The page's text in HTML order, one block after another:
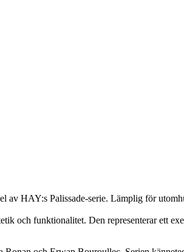
HAY:s Palissade-serie. Lämplig för
och funktionalitet. Den representerar ett